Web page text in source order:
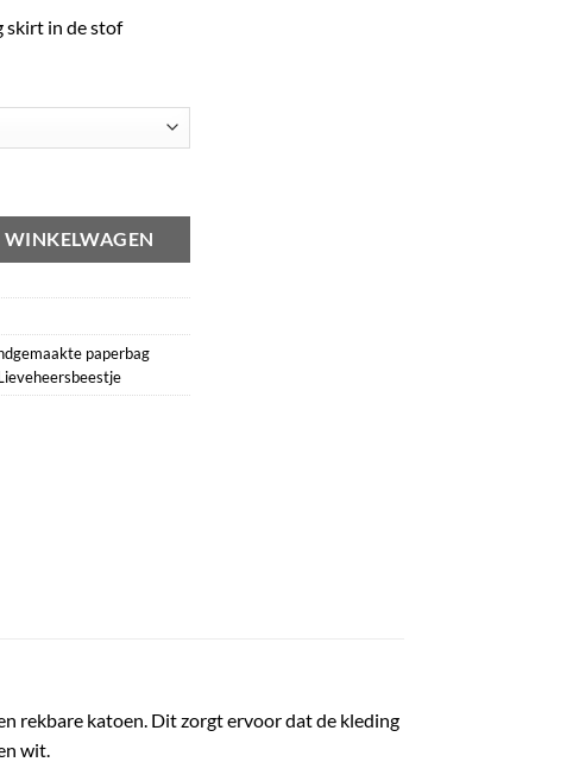
skirt in de stof
paperbag
rekbare katoen. Dit zorgt ervoor dat de kleding
wit.